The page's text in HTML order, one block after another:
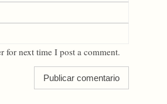
for next time I post a comment.